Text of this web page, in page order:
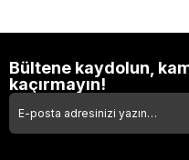
Bültene kaydolun,
kaçırmayın!